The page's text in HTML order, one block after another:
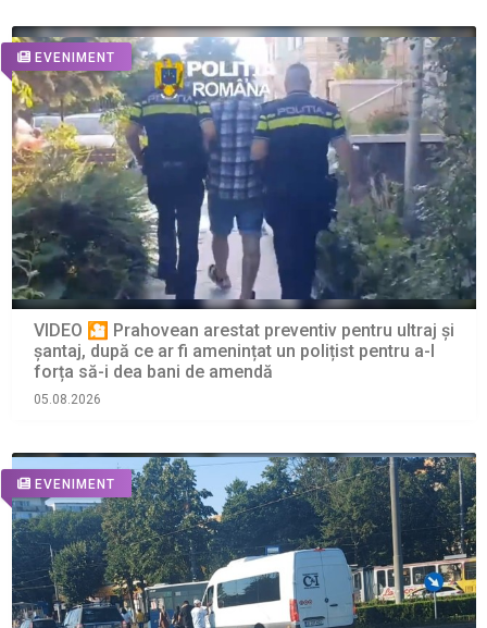
EVENIMENT
VIDEO 🎦 Prahovean arestat preventiv pentru ultraj și
șantaj, după ce ar fi amenințat un polițist pentru a-l
forța să-i dea bani de amendă
05.08.2026
EVENIMENT